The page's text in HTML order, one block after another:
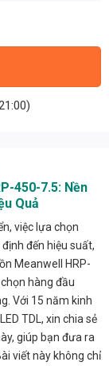
số lượng
450-7.5: Nền
Quả
việc lựa chọn
đến hiệu suất,
Meanwell HRP-
hàng đầu
Với 15 năm kinh
TDL, xin chia sẻ
giúp bạn đưa ra
viết này không chỉ